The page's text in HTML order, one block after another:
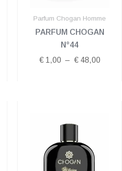
Parfum Chogan Homme
PARFUM CHOGAN
N°44
€1,00 – €48,00